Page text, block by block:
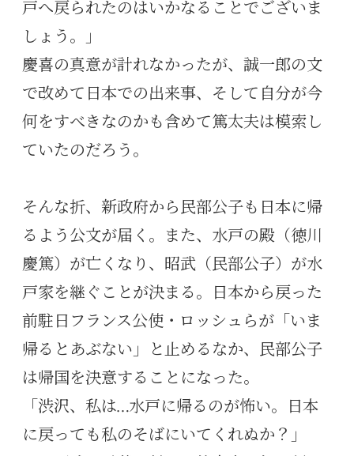
戸へ戻られたのはいかなることでございま
しょう。」
慶喜の真意が計れなかったが、誠一郎の文
で改めて日本での出来事、そして自分が今
何をすべきなのかも含めて篤太夫は模索し
ていたのだろう。
そんな折、新政府から民部公子も日本に帰
るよう公文が届く。また、水戸の殿（徳川
慶篤）が亡くなり、昭武（民部公子）が水
戸家を継ぐことが決まる。日本から戻った
前駐日フランス公使・ロッシュらが「いま
帰るとあぶない」と止めるなか、民部公子
は帰国を決意することになった。
「渋沢、私は…水戸に帰るのが怖い。日本
に戻っても私のそばにいてくれぬか？」